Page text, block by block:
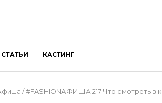
СТАТЬИ КАСТИНГ
/#FASHIONАФИША 217 Что смотреть в